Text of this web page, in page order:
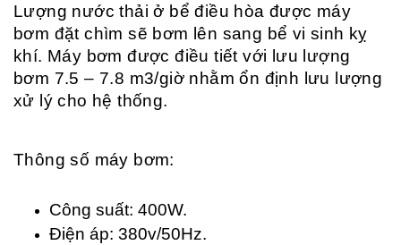
Lượng nước thải ở bể điều hòa được máy
bơm đặt chìm sẽ bơm lên sang bể vi sinh kỵ
khí. Máy bơm được điều tiết với lưu lượng
bơm 7.5 – 7.8 m3/giờ nhằm ổn định lưu lượng
xử lý cho hệ thống.
Thông số máy bơm:
Công suất: 400W.
Điện áp: 380v/50Hz.